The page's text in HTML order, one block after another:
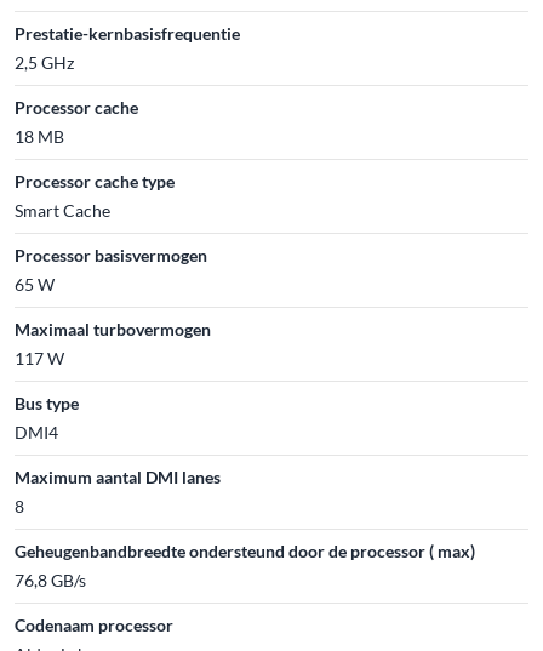
Prestatie-kernbasisfrequentie
2,5 GHz
Processor cache
18 MB
Processor cache type
Smart Cache
Processor basisvermogen
65 W
Maximaal turbovermogen
117 W
Bus type
DMI4
Maximum aantal DMI lanes
8
Geheugenbandbreedte ondersteund door de processor ( max)
76,8 GB/s
Codenaam processor